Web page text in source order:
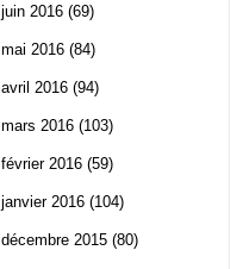
juin 2016 (69)
mai 2016 (84)
avril 2016 (94)
mars 2016 (103)
février 2016 (59)
janvier 2016 (104)
décembre 2015 (80)